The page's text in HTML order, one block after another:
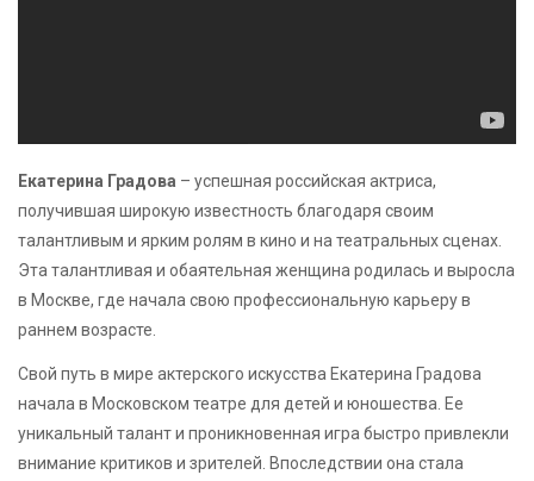
Екатерина Градова – успешная российская актриса,
получившая широкую известность благодаря своим
талантливым и ярким ролям в кино и на театральных сценах.
Эта талантливая и обаятельная женщина родилась и выросла
в Москве, где начала свою профессиональную карьеру в
раннем возрасте.
Свой путь в мире актерского искусства Екатерина Градова
начала в Московском театре для детей и юношества. Ее
уникальный талант и проникновенная игра быстро привлекли
внимание критиков и зрителей. Впоследствии она стала